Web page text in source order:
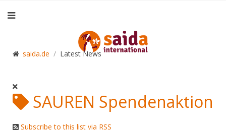
saida.de Latest News
SAUREN Spendenaktion
Subscribe to this list via RSS